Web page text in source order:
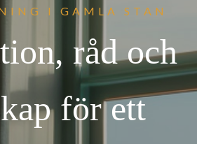
I GAMLA STAN
råd och
för ett